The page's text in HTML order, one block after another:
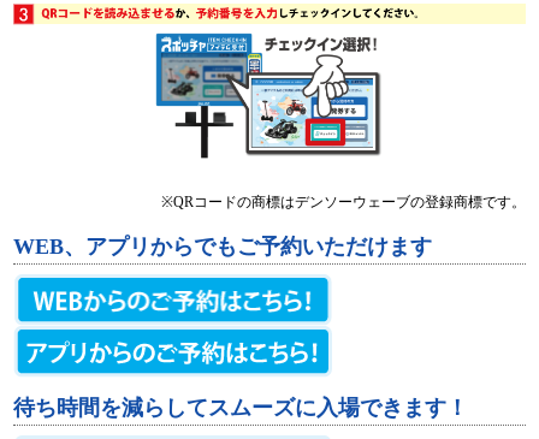
※QRコードの商標はデンソーウェーブの登録商標です。
WEB、アプリからでもご予約いただけます
待ち時間を減らしてスムーズに入場できます！